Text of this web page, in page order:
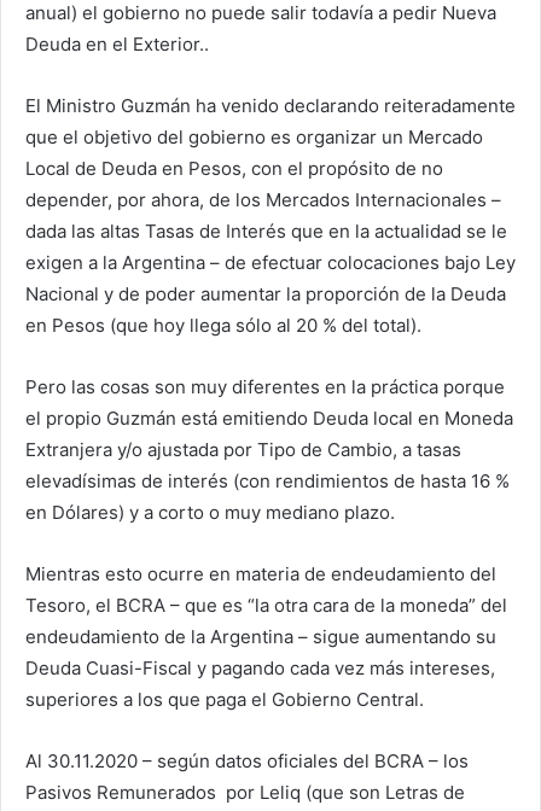
anual) el gobierno no puede salir todavía a pedir Nueva
Deuda en el Exterior..
El Ministro Guzmán ha venido declarando reiteradamente
que el objetivo del gobierno es organizar un Mercado
Local de Deuda en Pesos, con el propósito de no
depender, por ahora, de los Mercados Internacionales –
dada las altas Tasas de Interés que en la actualidad se le
exigen a la Argentina – de efectuar colocaciones bajo Ley
Nacional y de poder aumentar la proporción de la Deuda
en Pesos (que hoy llega sólo al 20 % del total).
Pero las cosas son muy diferentes en la práctica porque
el propio Guzmán está emitiendo Deuda local en Moneda
Extranjera y/o ajustada por Tipo de Cambio, a tasas
elevadísimas de interés (con rendimientos de hasta 16 %
en Dólares) y a corto o muy mediano plazo.
Mientras esto ocurre en materia de endeudamiento del
Tesoro, el BCRA – que es “la otra cara de la moneda” del
endeudamiento de la Argentina – sigue aumentando su
Deuda Cuasi-Fiscal y pagando cada vez más intereses,
superiores a los que paga el Gobierno Central.
Al 30.11.2020 – según datos oficiales del BCRA – los
Pasivos Remunerados por Leliq (que son Letras de